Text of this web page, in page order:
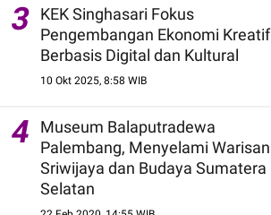
3
KEK Singhasari Fokus
Pengembangan Ekonomi Kreatif
Berbasis Digital dan Kultural
10 Okt 2025, 8:58 WIB
4
Museum Balaputradewa
Palembang, Menyelami Warisan
Sriwijaya dan Budaya Sumatera
Selatan